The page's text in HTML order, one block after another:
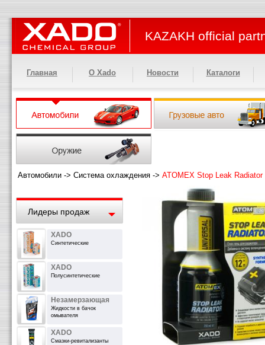
KAZAKH official
Главная О Xado Новости Каталоги
Автомобили -> Система охлаждения -> ATOMEX Stop Leak Radiator
Лидеры продаж
XADO
Синтетические
XADO
Полусинтетические
Незамерзающая
Жидкости в бачок
омывателя
XADO
Смазки-ревитализанты